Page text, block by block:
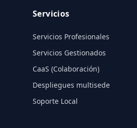
Servicios
Servicios Profesionales
Servicios Gestionados
CaaS (Colaboración)
Despliegues multisede
Soporte Local